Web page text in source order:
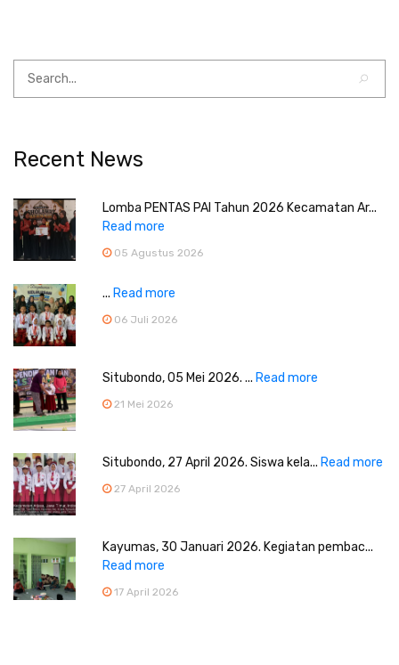
Recent News
Lomba PENTAS PAI Tahun 2026 Kecamatan Ar...
Read more
05 Agustus 2026
... Read more
06 Juli 2026
Situbondo, 05 Mei 2026. ... Read more
21 Mei 2026
Situbondo, 27 April 2026. Siswa kela... Read more
27 April 2026
Kayumas, 30 Januari 2026. Kegiatan pembac...
Read more
17 April 2026